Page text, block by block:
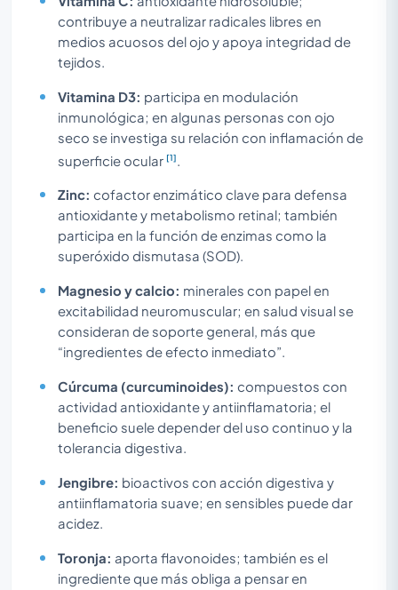
contribuye a neutralizar radicales libres en
medios acuosos del ojo y apoya integridad de
tejidos.
Vitamina D3: participa en modulación
inmunológica; en algunas personas con ojo
seco se investiga su relación con inflamación de
superficie ocular [1]
Zinc: cofactor enzimático clave para defensa
antioxidante y metabolismo retinal; también
participa en la función de enzimas como la
superóxido dismutasa (SOD).
Magnesio y calcio: minerales con papel en
excitabilidad neuromuscular; en salud visual se
consideran de soporte general, más que
“ingredientes de efecto inmediato”.
Cúrcuma (curcuminoides): compuestos con
actividad antioxidante y antiinflamatoria; el
beneficio suele depender del uso continuo y la
tolerancia digestiva.
Jengibre: bioactivos con acción digestiva y
antiinflamatoria suave; en sensibles puede dar
acidez.
Toronja: aporta flavonoides; también es el
ingrediente que más obliga a pensar en